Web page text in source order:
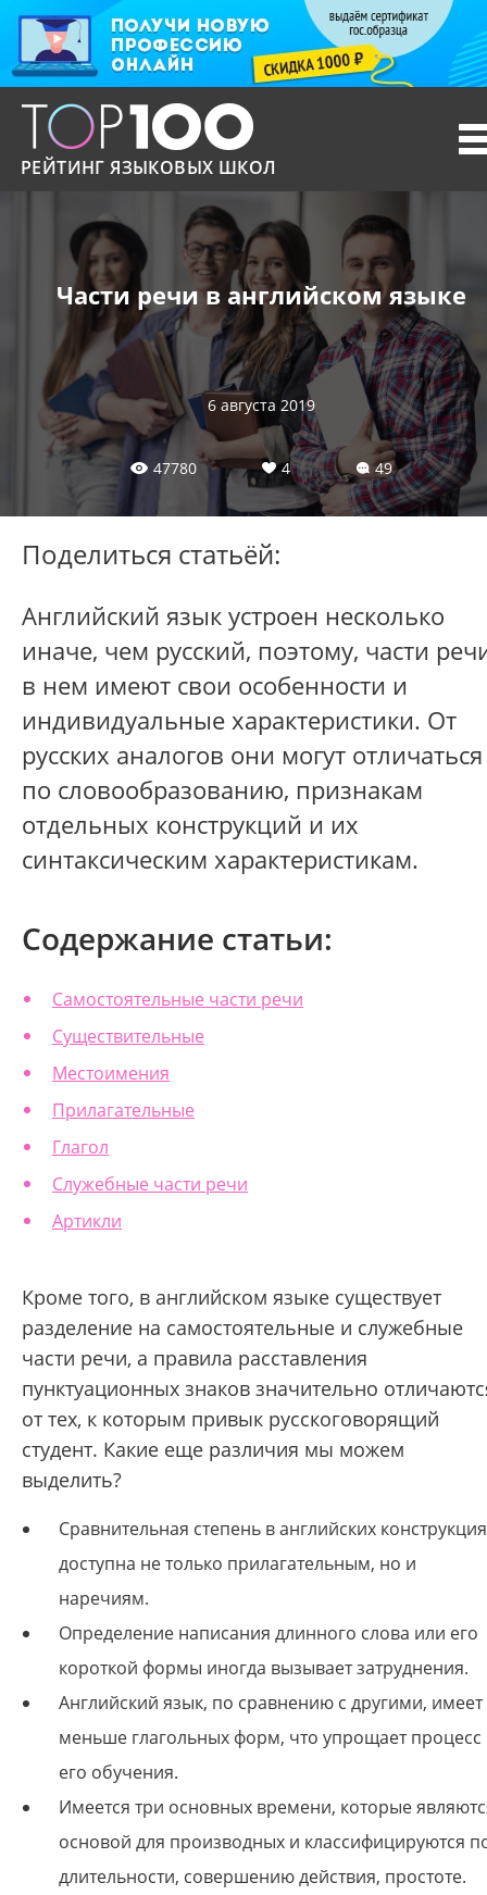
РЕЙТИНГ ЯЗЫКОВЫХ ШКОЛ
Части речи в английском языке
6 августа 2019
47780 4 49
Поделиться статьёй:
Английский язык устроен несколько
иначе, чем русский, поэтому, части
в нем имеют свои особенности и
индивидуальные характеристики. От
русских аналогов они могут отличаться
по словообразованию, признакам
отдельных конструкций и их
синтаксическим характеристикам.
Содержание статьи:
Самостоятельные части речи
Существительные
Местоимения
Прилагательные
Глагол
Служебные части речи
Артикли
Кроме того, в английском языке существует
разделение на самостоятельные и служебные
части речи, а правила расставления
пунктуационных знаков значительно
от тех, к которым привык русскоговорящий
студент. Какие еще различия мы можем
выделить?
Сравнительная степень в английских
доступна не только прилагательным, но и
наречиям.
Определение написания длинного слова или его
короткой формы иногда вызывает затруднения.
Английский язык, по сравнению с другими, имеет
меньше глагольных форм, что упрощает процесс
его обучения.
Имеется три основных времени, которые
основой для производных и классифицируются
длительности, совершению действия, простоте.